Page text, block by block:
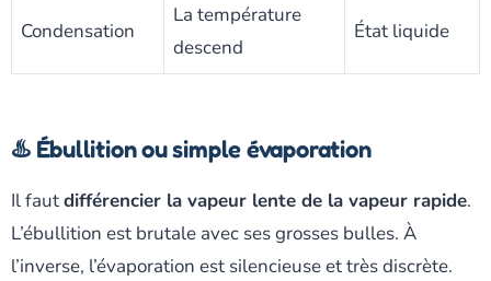
Condensation
La température
descend
État liquide
♨️ Ébullition ou simple évaporation
Il fautdifférencier la vapeur lente de la vapeur rapide.
L’ébullition est brutale avec ses grosses bulles. À
l’inverse, l’évaporation est silencieuse et très discrète.